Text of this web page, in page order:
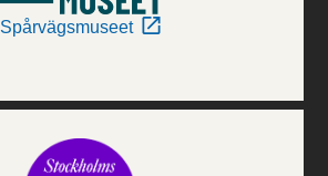
Spårvägsmuseet